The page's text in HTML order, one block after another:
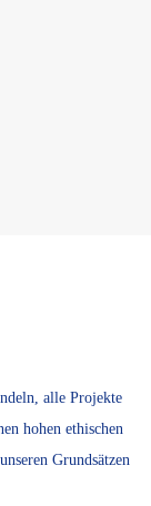
alle Projekte
hohen ethischen
Grundsätzen